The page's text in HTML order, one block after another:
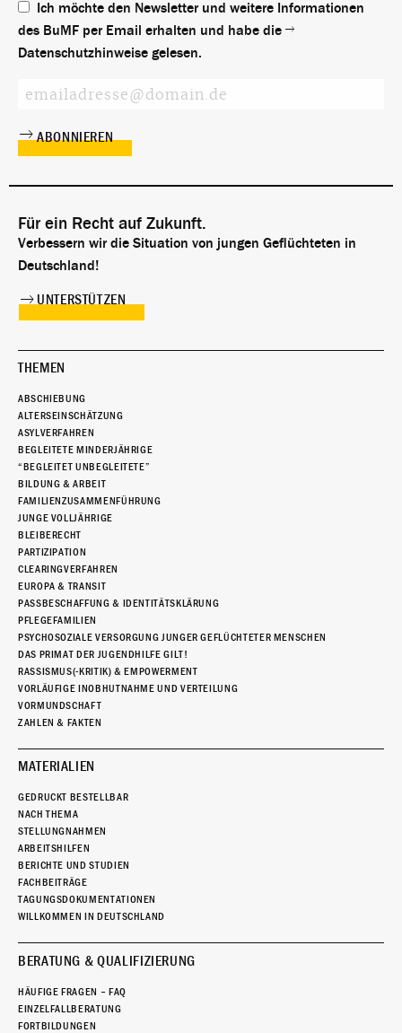
Ich möchte den Newsletter und weitere Informationen
des BuMF per Email erhalten und habe die
Datenschutzhinweise gelesen.
Für ein Recht auf Zukunft.
Verbessern wir die Situation von jungen Geflüchteten in
Deutschland!
UNTERSTÜTZEN
THEMEN
ABSCHIEBUNG
ALTERSEINSCHÄTZUNG
ASYLVERFAHREN
BEGLEITETE MINDERJÄHRIGE
“BEGLEITET UNBEGLEITETE”
BILDUNG & ARBEIT
FAMILIENZUSAMMENFÜHRUNG
JUNGE VOLLJÄHRIGE
BLEIBERECHT
PARTIZIPATION
CLEARINGVERFAHREN
EUROPA & TRANSIT
PASSBESCHAFFUNG & IDENTITÄTSKLÄRUNG
PFLEGEFAMILIEN
PSYCHOSOZIALE VERSORGUNG JUNGER GEFLÜCHTETER MENSCHEN
DAS PRIMAT DER JUGENDHILFE GILT!
RASSISMUS(-KRITIK) & EMPOWERMENT
VORLÄUFIGE INOBHUTNAHME UND VERTEILUNG
VORMUNDSCHAFT
ZAHLEN & FAKTEN
MATERIALIEN
GEDRUCKT BESTELLBAR
NACH THEMA
STELLUNGNAHMEN
ARBEITSHILFEN
BERICHTE UND STUDIEN
FACHBEITRÄGE
TAGUNGSDOKUMENTATIONEN
WILLKOMMEN IN DEUTSCHLAND
BERATUNG & QUALIFIZIERUNG
HÄUFIGE FRAGEN – FAQ
EINZELFALLBERATUNG
FORTBILDUNGEN